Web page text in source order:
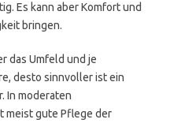
Es kann aber Komfort und
bringen.
das Umfeld und je
desto sinnvoller ist ein
In moderaten
meist gute Pflege der